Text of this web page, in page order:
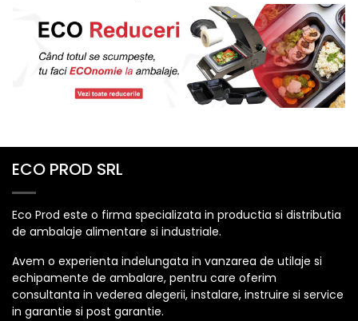
ECO PROD SRL
Eco Prod este o firma specializata in productia si distributia
de ambalaje alimentare si industriale.
Avem o experienta indelungata in vanzarea de utilaje si
echipamente de ambalare, pentru care oferim
consultanta in vederea alegerii, instalare, instruire si service
in garantie si post garantie.